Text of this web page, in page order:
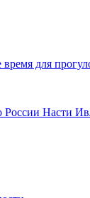
для
России Насти